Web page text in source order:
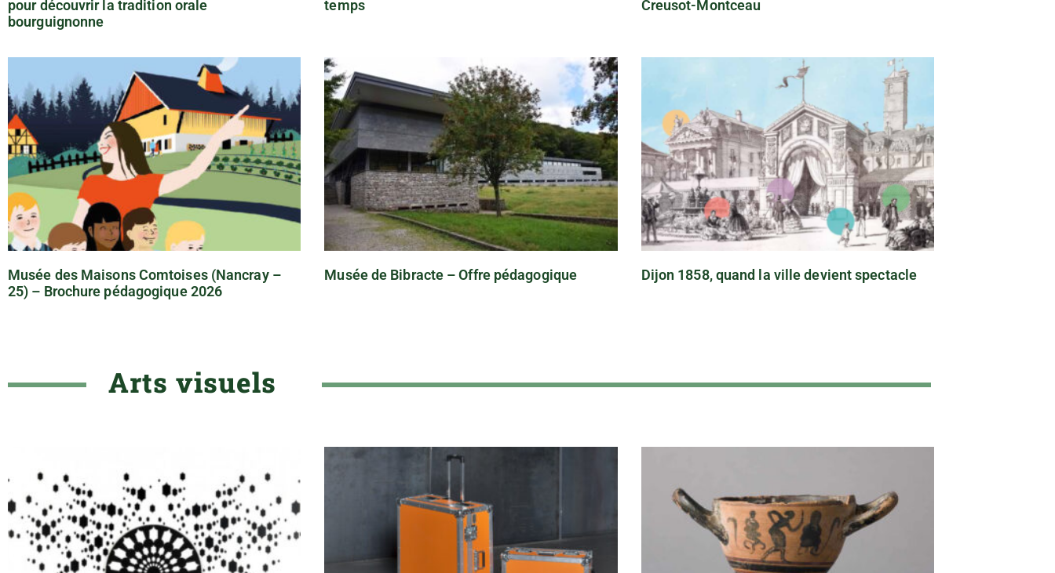
pour découvrir la tradition orale
bourguignonne
temps
Creusot-Montceau
Musée des Maisons Comtoises (Nancray –
25) – Brochure pédagogique 2026
Musée de Bibracte – Offre pédagogique Dijon 1858, quand la ville devient spectacle
Arts visuels